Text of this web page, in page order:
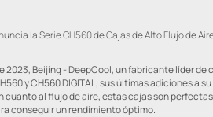
la Serie CH560 de Cajas de Alto Flujo de
2023, Beijing - DeepCool, un fabricante líder
y CH560 DIGITAL, sus últimas adiciones a
cuanto al flujo de aire, estas cajas son
conseguir un rendimiento óptimo.